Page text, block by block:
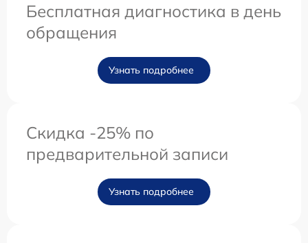
Бесплатная диагностика в день
обращения
Узнать подробнее
Скидка -25% по
предварительной записи
Узнать подробнее